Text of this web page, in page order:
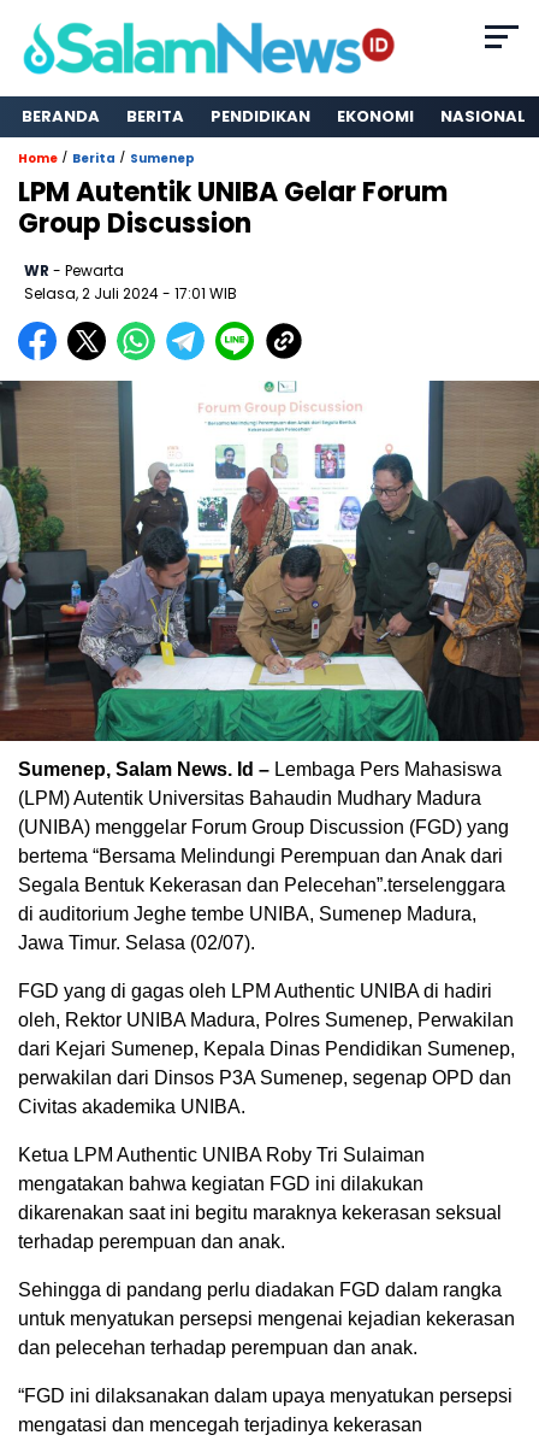
BERANDA BERITA PENDIDIKAN EKONOMI NASIONAL
Home / Berita / Sumenep
LPM Autentik UNIBA Gelar Forum
Group Discussion
WR - Pewarta
Selasa, 2 Juli 2024- 17:01 WIB
Sumenep, Salam News. Id – Lembaga Pers Mahasiswa
(LPM) Autentik Universitas Bahaudin Mudhary Madura
(UNIBA) menggelar Forum Group Discussion (FGD) yang
bertema “Bersama Melindungi Perempuan dan Anak dari
Segala Bentuk Kekerasan dan Pelecehan”.terselenggara
di auditorium Jeghe tembe UNIBA, Sumenep Madura,
Jawa Timur. Selasa (02/07).
FGD yang di gagas oleh LPM Authentic UNIBA di hadiri
oleh, Rektor UNIBA Madura, Polres Sumenep, Perwakilan
dari Kejari Sumenep, Kepala Dinas Pendidikan Sumenep,
perwakilan dari Dinsos P3A Sumenep, segenap OPD dan
Civitas akademika UNIBA.
Ketua LPM Authentic UNIBA Roby Tri Sulaiman
mengatakan bahwa kegiatan FGD ini dilakukan
dikarenakan saat ini begitu maraknya kekerasan seksual
terhadap perempuan dan anak.
Sehingga di pandang perlu diadakan FGD dalam rangka
untuk menyatukan persepsi mengenai kejadian kekerasan
dan pelecehan terhadap perempuan dan anak.
“FGD ini dilaksanakan dalam upaya menyatukan persepsi
mengatasi dan mencegah terjadinya kekerasan